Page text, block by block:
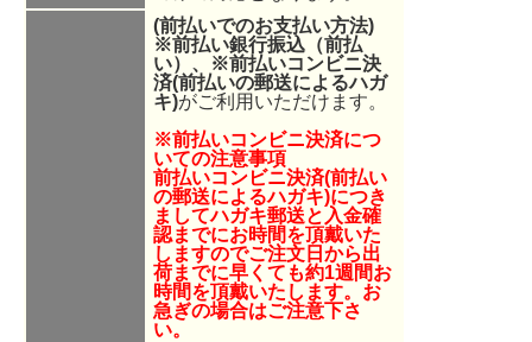
(前払いでのお支払い方法)
※前払い銀行振込（前払
い）、
※前払いコンビニ決
済(前払いの郵送によるハガ
キ)がご利用いただけます。
※前払いコンビニ決済につ
いての注意事項
前払いコンビニ決済(前払い
の郵送によるハガキ)につき
ましてハガキ郵送と入金確
認までにお時間を頂戴いた
しますのでご注文日から出
荷までに早くても約1週間お
時間を頂戴いたします。お
急ぎの場合はご注意下さ
い。